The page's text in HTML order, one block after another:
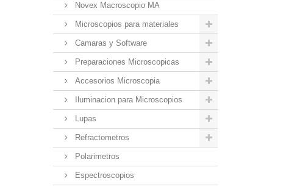
Novex Macroscopio MA
Microscopios para materiales
Camaras y Software
Preparaciones Microscopicas
Accesorios Microscopia
Iluminacion para Microscopios
Lupas
Refractometros
Polarimetros
Espectroscopios